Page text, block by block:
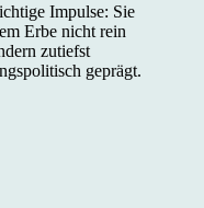
Impulse: Sie
Erbe nicht rein
zutiefst
geprägt.